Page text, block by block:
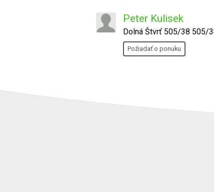
Peter Kulisek
Dolná Štvrť 505/38 505/
Požiadať o ponuku